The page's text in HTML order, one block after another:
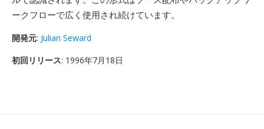
ークフローで広く使用され続けています。
開発元: Julian Seward
初回リリース: 1996年7月18日